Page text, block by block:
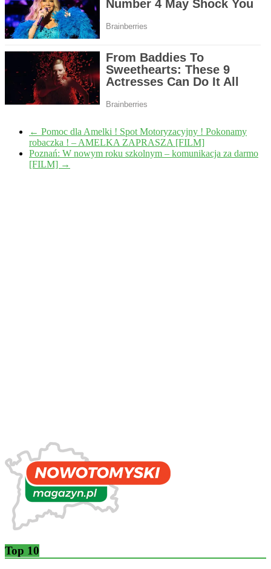
← Pomoc dla Amelki ! Spot Motoryzacyjny ! Pokonamy
robaczka ! – AMELKA ZAPRASZA [FILM]
Poznań: W nowym roku szkolnym – komunikacja za darmo
[FILM] →
Top 10